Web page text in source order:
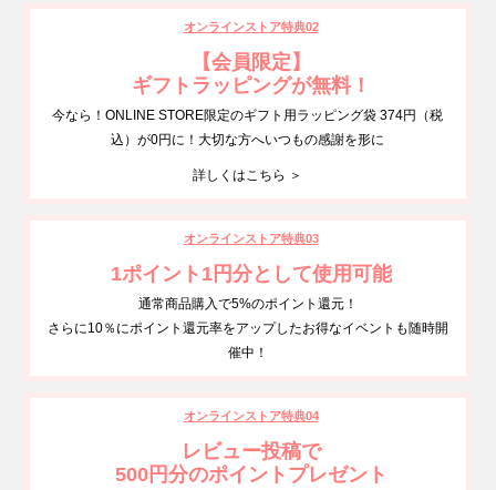
オンラインストア特典02
【会員限定】
ギフトラッピングが無料！
今なら！ONLINE STORE限定のギフト用ラッピング袋 374円（税
込）が0円に！大切な方へいつもの感謝を形に
詳しくはこちら ＞
オンラインストア特典03
1ポイント1円分として使用可能
通常商品購入で5%のポイント還元！
さらに10％にポイント還元率をアップしたお得なイベントも随時開
催中！
オンラインストア特典04
レビュー投稿で
500円分のポイントプレゼント